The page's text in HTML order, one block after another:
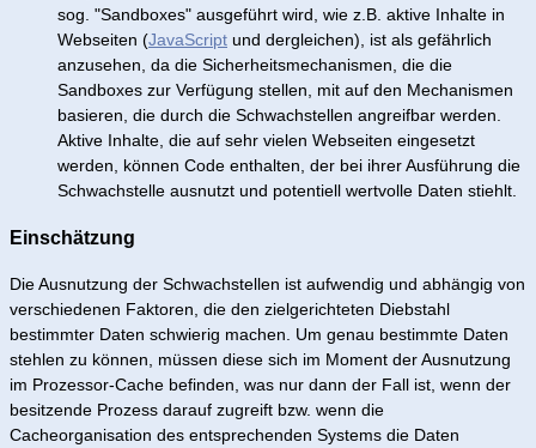
sog. "Sandboxes" ausgeführt wird, wie z.B. aktive Inhalte in
Webseiten (JavaScript und dergleichen), ist als gefährlich
anzusehen, da die Sicherheitsmechanismen, die die
Sandboxes zur Verfügung stellen, mit auf den Mechanismen
basieren, die durch die Schwachstellen angreifbar werden.
Aktive Inhalte, die auf sehr vielen Webseiten eingesetzt
werden, können Code enthalten, der bei ihrer Ausführung die
Schwachstelle ausnutzt und potentiell wertvolle Daten stiehlt.
Einschätzung
Die Ausnutzung der Schwachstellen ist aufwendig und abhängig von
verschiedenen Faktoren, die den zielgerichteten Diebstahl
bestimmter Daten schwierig machen. Um genau bestimmte Daten
stehlen zu können, müssen diese sich im Moment der Ausnutzung
im Prozessor-Cache befinden, was nur dann der Fall ist, wenn der
besitzende Prozess darauf zugreift bzw. wenn die
Cacheorganisation des entsprechenden Systems die Daten